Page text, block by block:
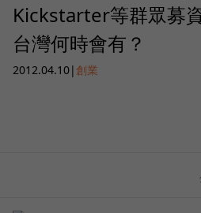
Kickstarter等群眾募
台灣何時會有？
2012.04.10|創業